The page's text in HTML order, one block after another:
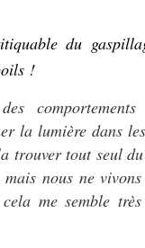
du
!
la lumière dans
trouver tout seul
nous ne
me semble